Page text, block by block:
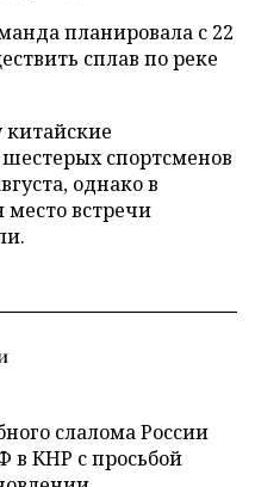
планировала с 22
сплав по реке
спортсменов
однако в
место встречи
слалома России
в КНР с просьбой